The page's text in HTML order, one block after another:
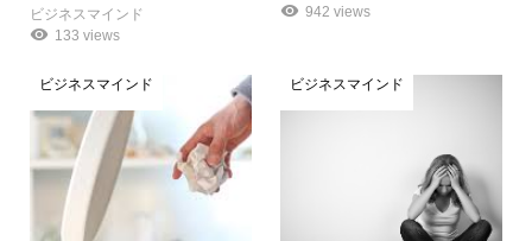
ビジネスマインド
133 views
942 views
ビジネスマインド ビジネスマインド